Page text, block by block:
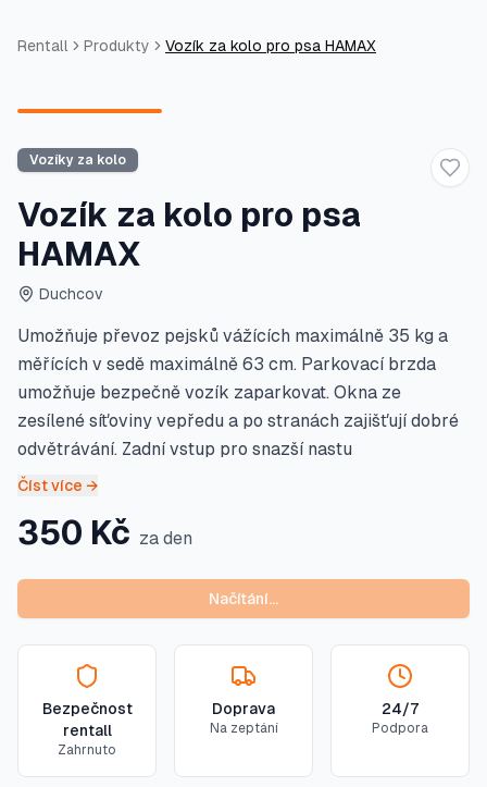
Rentall Produkty Vozík za kolo pro psa HAMAX
Vozíky za kolo
Vozík za kolo pro psa
HAMAX
Duchcov
Umožňuje převoz pejsků vážících maximálně 35 kg a
měřících v sedě maximálně 63 cm. Parkovací brzda
umožňuje bezpečně vozík zaparkovat. Okna ze
zesílené síťoviny vepředu a po stranách zajišťují dobré
odvětrávání. Zadní vstup pro snazší nastu
Číst více →
350 Kč za den
Načítání…
Bezpečnost
rentall
Zahrnuto
Doprava
Na zeptání
24/7
Podpora